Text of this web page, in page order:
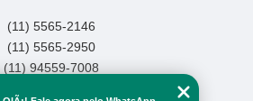
(11) 5565-2146
(11) 5565-2950
(11) 94559-7008